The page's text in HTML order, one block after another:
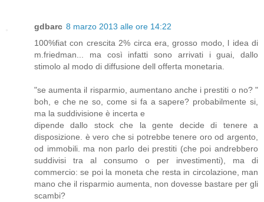
gdbarc 8 marzo 2013 alle ore 14:22
100%fiat con crescita 2% circa era, grosso modo, l idea di
m.friedman... ma così infatti sono arrivati i guai, dallo
stimolo al modo di diffusione dell offerta monetaria.
"se aumenta il risparmio, aumentano anche i prestiti o no? "
boh, e che ne so, come si fa a sapere? probabilmente si,
ma la suddivisione è incerta e
dipende dallo stock che la gente decide di tenere a
disposizione. è vero che si potrebbe tenere oro od argento,
od immobili. ma non parlo dei prestiti (che poi andrebbero
suddivisi tra al consumo o per investimenti), ma di
commercio: se poi la moneta che resta in circolazione, man
mano che il risparmio aumenta, non dovesse bastare per gli
scambi?